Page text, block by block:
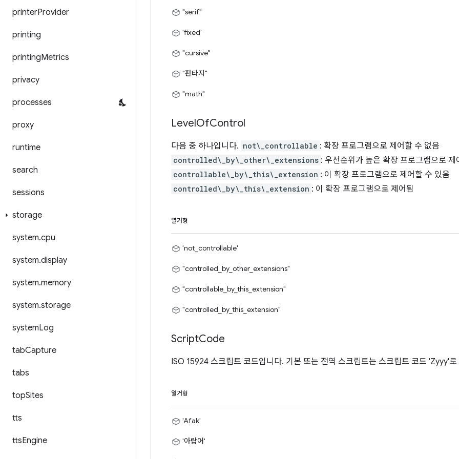
printerProvider
printing
printingMetrics
privacy
processes
proxy
runtime
search
sessions
storage
system.cpu
system.display
system.memory
system.storage
systemLog
tabCapture
tabs
topSites
tts
ttsEngine
"serif"
'fixed'
"cursive"
"판타지"
"math"
LevelOfControl
다음 중 하나입니다. not\_controllable : 확장 프로그램으로 제어할 수 없음
controlled\_by\_other\_extensions : 우선순위가 높은 확장 프로그램으로 제
controllable\_by\_this\_extension : 이 확장 프로그램으로 제어할 수 있음
controlled\_by\_this\_extension : 이 확장 프로그램으로 제어됨
열거형
'not_controllable'
"controlled_by_other_extensions"
"controllable_by_this_extension"
"controlled_by_this_extension"
ScriptCode
ISO 15924 스크립트 코드입니다. 기본 또는 전역 스크립트는 스크립트 코드 'Zyyy'
열거형
'Afak'
'아랍어'